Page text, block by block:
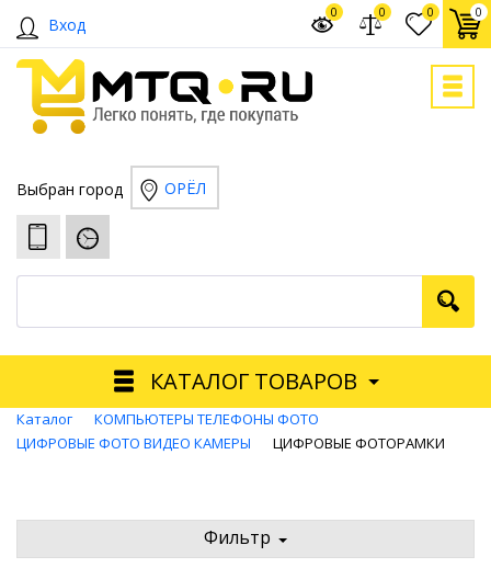
Вход
0 0
0 0
Выбран город ОРЁЛ
КАТАЛОГ ТОВАРОВ
Каталог
КОМПЬЮТЕРЫ ТЕЛЕФОНЫ ФОТО
ЦИФРОВЫЕ ФОТО ВИДЕО КАМЕРЫ
ЦИФРОВЫЕ ФОТОРАМКИ
Фильтр